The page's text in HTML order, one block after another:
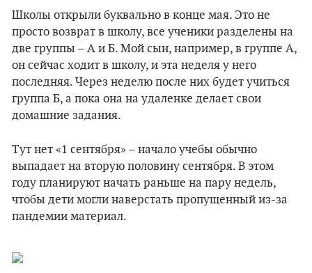
Школы открыли буквально в конце мая. Это не
просто возврат в школу, все ученики разделены на
две группы – А и Б. Мой сын, например, в группе А,
он сейчас ходит в школу, и эта неделя у него
последняя. Через неделю после них будет учиться
группа Б, а пока она на удаленке делает свои
домашние задания.
Тут нет «1 сентября» – начало учебы обычно
выпадает на вторую половину сентября. В этом
году планируют начать раньше на пару недель,
чтобы дети могли наверстать пропущенный из-за
пандемии материал.